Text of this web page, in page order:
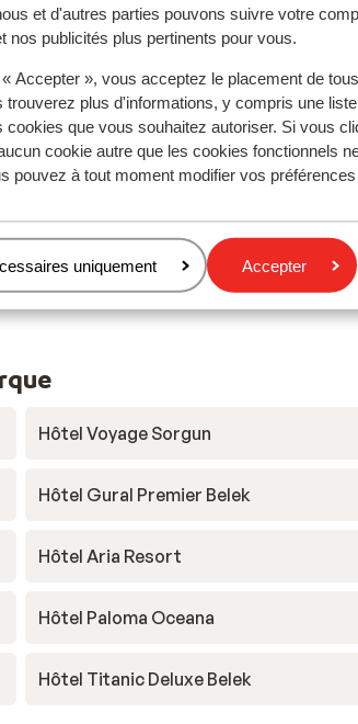
et d'autres parties pouvons suivre votre
nos publicités plus pertinents pour vous.
Accepter », vous acceptez le placement de
trouverez plus d'informations, y compris une
cookies que vous souhaitez autoriser. Si vous
cookie autre que les cookies fonctionnels
pouvez à tout moment modifier vos
uniquement Accepter
Réservé
på
Vi har nu boet på dette hotel 2
igen til næste år. Det er bare
Vi har nu boet på dette hotel 2
igen til næste år. Det er bare
Traduire en français (FR)
Espen AddeGroupes
Hôtel Voyage Sorgun
Hôtel Gural Premier Belek
Hôtel Aria Resort
Hôtel Paloma Oceana
Hôtel Titanic Deluxe Belek